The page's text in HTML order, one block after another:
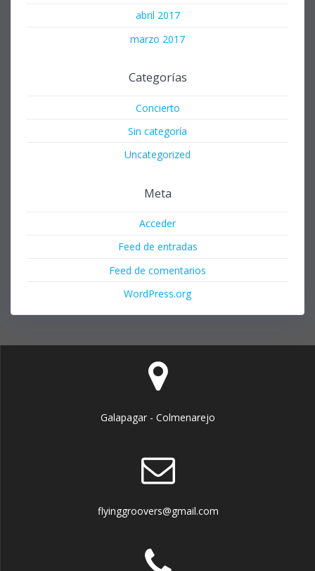
abril 2017
marzo 2017
Categorías
Concierto
Sin categoría
Uncategorized
Meta
Acceder
Feed de entradas
Feed de comentarios
WordPress.org
Galapagar - Colmenarejo
flyinggroovers@gmail.com